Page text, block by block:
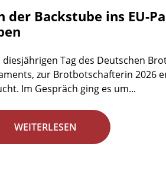
der Backstube ins EU-
diesjährigen Tag des Deutschen
zur Brotbotschafterin 2026
Im Gespräch ging es um...
WEITERLESEN